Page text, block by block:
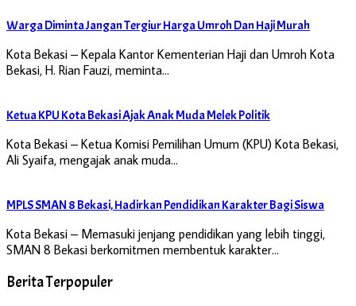
Warga Diminta Jangan Tergiur Harga Umroh Dan Haji Murah
Kota Bekasi – Kepala Kantor Kementerian Haji dan Umroh Kota
Bekasi, H. Rian Fauzi, meminta…
Ketua KPU Kota Bekasi Ajak Anak Muda Melek Politik
Kota Bekasi – Ketua Komisi Pemilihan Umum (KPU) Kota Bekasi,
Ali Syaifa, mengajak anak muda…
MPLS SMAN 8 Bekasi, Hadirkan Pendidikan Karakter Bagi Siswa
Kota Bekasi – Memasuki jenjang pendidikan yang lebih tinggi,
SMAN 8 Bekasi berkomitmen membentuk karakter…
Berita Terpopuler